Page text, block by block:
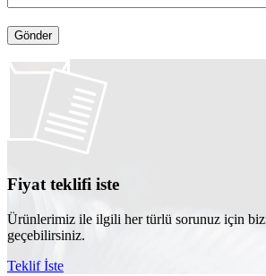
Fiyat teklifi iste
Ürünlerimiz ile ilgili her türlü sorunuz için
geçebilirsiniz.
Teklif İste